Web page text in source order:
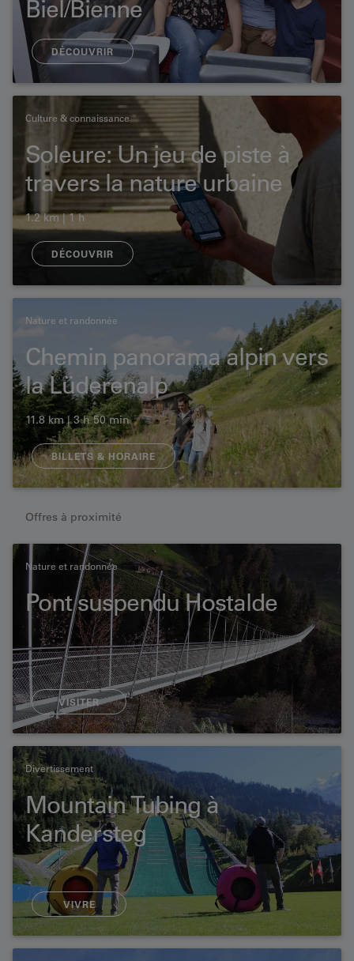
Biel/Bienne
DÉCOUVRIR
Culture & connaissance
Soleure: Un jeu de piste à
travers la nature urbaine
1.2 km | 1 h
DÉCOUVRIR
Nature et randonnée
Chemin panorama alpin vers
la Lüderenalp
11.8 km | 3 h 50 min
BILLETS & HORAIRE
Offres à proximité
Nature et randonnée
Pont suspendu Hostalde
VISITER
Divertissement
Mountain Tubing à
Kandersteg
VIVRE